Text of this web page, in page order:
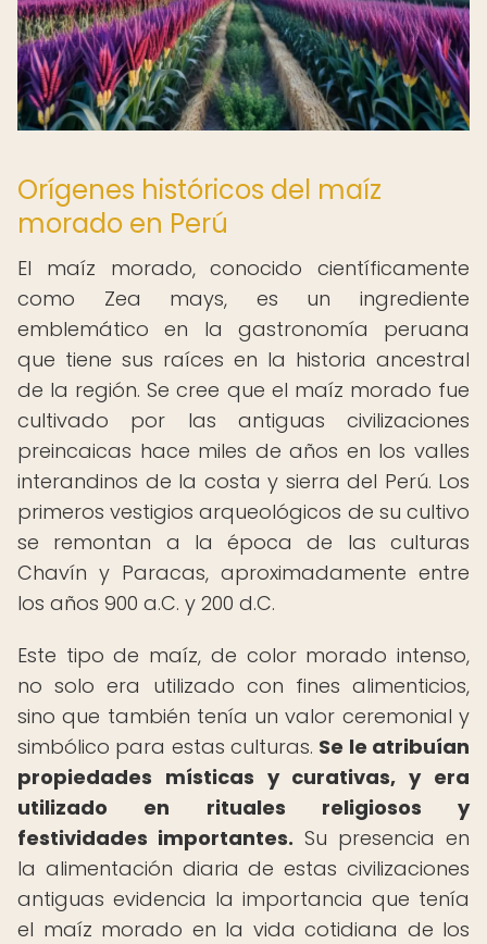
Orígenes históricos del maíz
morado en Perú
El maíz morado, conocido científicamente
como Zea mays, es un ingrediente
emblemático en la gastronomía peruana
que tiene sus raíces en la historia ancestral
de la región. Se cree que el maíz morado fue
cultivado por las antiguas civilizaciones
preincaicas hace miles de años en los valles
interandinos de la costa y sierra del Perú. Los
primeros vestigios arqueológicos de su cultivo
se remontan a la época de las culturas
Chavín y Paracas, aproximadamente entre
los años 900 a.C. y 200 d.C.
Este tipo de maíz, de color morado intenso,
no solo era utilizado con fines alimenticios,
sino que también tenía un valor ceremonial y
simbólico para estas culturas. Se le atribuían
propiedades místicas y curativas, y era
utilizado en rituales religiosos y
festividades importantes. Su presencia en
la alimentación diaria de estas civilizaciones
antiguas evidencia la importancia que tenía
el maíz morado en la vida cotidiana de los